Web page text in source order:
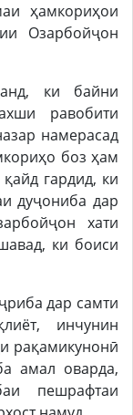
ҳамкориҳои
Озарбойҷон
ки байни
равобити
намерасад
боз ҳам
гардид, ки
дуҷониба дар
хати
ки боиси
дар самти
инчунин
рақамикунонӣ
амал оварда,
пешрафтаи